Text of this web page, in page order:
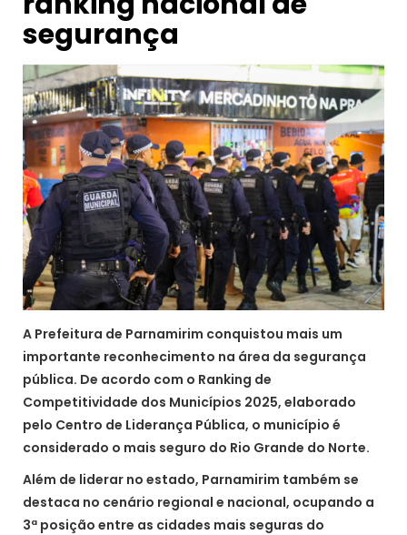
segurança
A Prefeitura de Parnamirim conquistou mais um
importante reconhecimento na área da segurança
pública. De acordo com o Ranking de
Competitividade dos Municípios 2025, elaborado
pelo Centro de Liderança Pública, o município é
considerado o mais seguro do Rio Grande do Norte.
Além de liderar no estado, Parnamirim também se
destaca no cenário regional e nacional, ocupando a
3ª posição entre as cidades mais seguras do